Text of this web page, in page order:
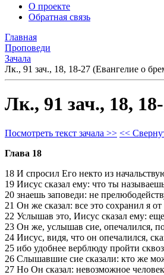
О проекте
Обратная связь
Главная
Проповеди
Зачала
Лк., 91 зач., 18, 18-27 (Евангелие о
Лк., 91 зач., 18,
Посмотреть текст зачала >> <<
Глава 18
18 И спросил Его некто из
19 Иисус сказал ему: что ты
20 знаешь заповеди: не
21 Он же сказал: все это сохранил я
22 Услышав это, Иисус сказал ему:
23 Он же, услышав сие, опечалился,
24 Иисус, видя, что он опечалился,
25 ибо удобнее верблюду пройти
26 Слышавшие сие сказали: кто же
27 Но Он сказал: невозможное